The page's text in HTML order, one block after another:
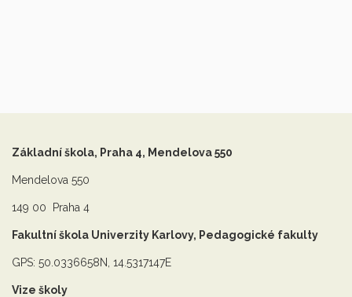
Základní škola, Praha 4, Mendelova 550
Mendelova 550
149 00 Praha 4
Fakultní škola Univerzity Karlovy, Pedagogické fakulty
GPS: 50.0336658N, 14.5317147E
Vize školy